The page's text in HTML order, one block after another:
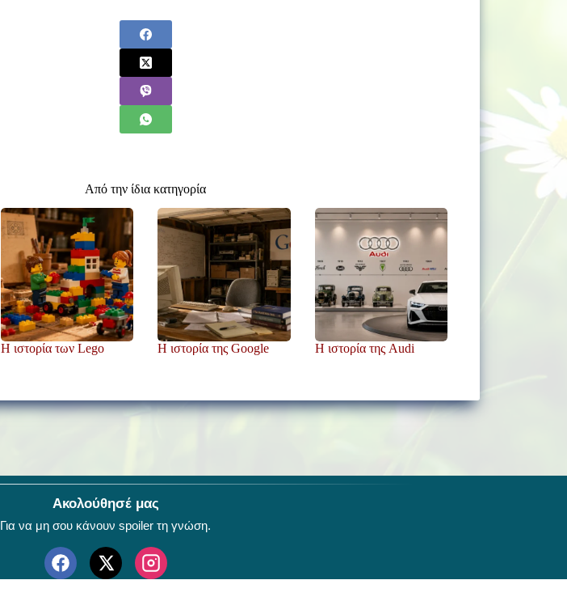
Από την ίδια κατηγορία
Η ιστορία των Lego Η ιστορία της Google Η ιστορία της Audi
Ακολούθησέ μας
Για να μη σου κάνουν spoiler τη γνώση.